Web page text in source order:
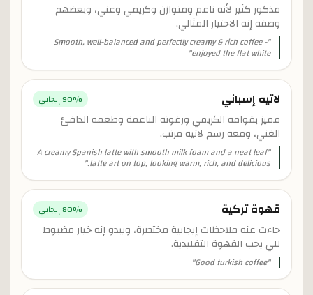
مذكور كثير لأنه ناعم ومتوازن وكريمي وغني، وبعضهم
وصفه إنه الاختيار المثالي.
"
Smooth, well-balanced and perfectly creamy & rich coffee -
enjoyed the flat white
"
لاتيه إسباني 90% إيجابي
مميز بقوامه الكريمي ورغوته الناعمة وطعمه الدافئ
الغني، ومعه رسم لاتيه مرتب.
"
A creamy Spanish latte with smooth milk foam and a neat leaf
latte art on top, looking warm, rich, and delicious.
"
قهوة تركية 80% إيجابي
جاءت عنه ملاحظات إيجابية مختصرة، ويبدو إنه خيار مضبوط
للي يحب القهوة التقليدية.
"
Good turkish coffee
"